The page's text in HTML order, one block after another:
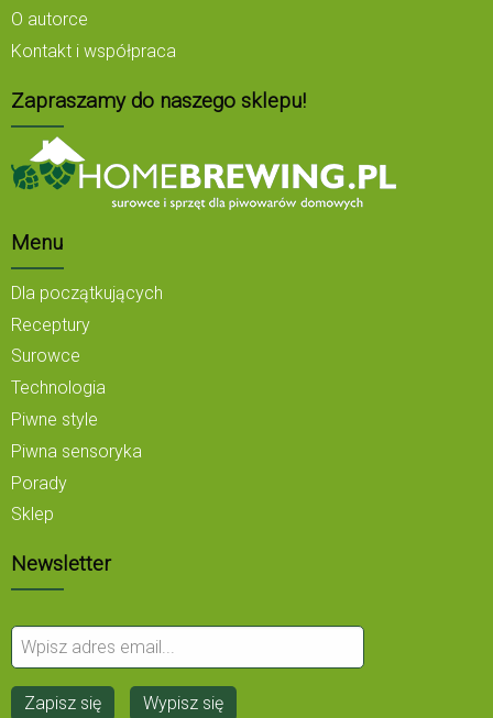
O autorce
Kontakt i współpraca
Zapraszamy do naszego sklepu!
Menu
Dla początkujących
Receptury
Surowce
Technologia
Piwne style
Piwna sensoryka
Porady
Sklep
Newsletter